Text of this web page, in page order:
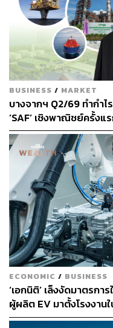
ส่วนประเด็นของประธ
ให้ปลัดกระทรวงการค
อย่างใกล้ชิด โดยยึดหลั
หากมีความชัดเจนว่าปร
กระทำผิดจริงตามที่ถูกก
ถอดถอนออกจากตำแห
เอกนิติกล่าวปิดท้ายว่า ต
ประกาศผลงาน แต่ยืนยัน
ปัญหาทุนสีเทา ข้อมูลหล
กระทรวงยุติธรรมก็มาจ
ยืนยันว่าให้ความสำคัญ
ให้การสนับสนุนทุนสีเท
TAGS: กระทรวงการคลัง
สมาชิกสภาผู้แทน
บริษัท บางจาก คอ
เอกนิติ นิติทัณฑ์ปร
รองนายกรัฐมนตรี
BUSINESS / MARKET
บางจากฯ Q2/69 ทำกำไ
‘SAF’ เชิงพาณิชย์ครั้ง
ล้าน
ECONOMIC / BUSINESS
‘เอกนิติ’ เล็งงัดมาตรก
ผู้ผลิต EV มาตั้งโรงงาน